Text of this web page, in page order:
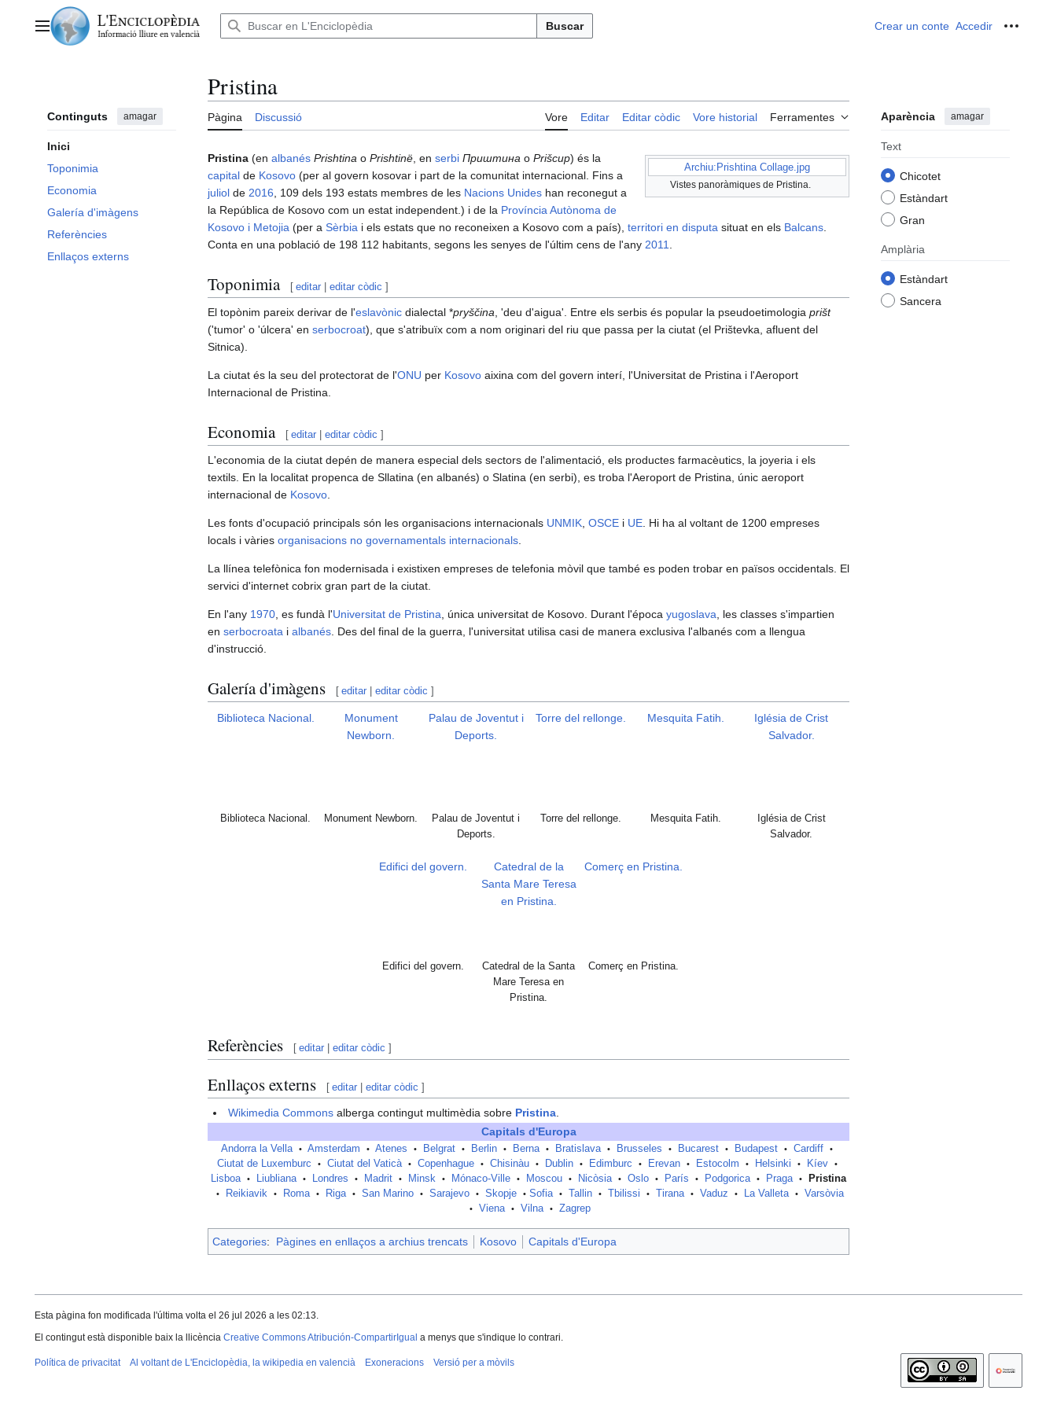
contingutMenú principal Buscar Crear un conte Accedir
Continguts amagar
Inici
Toponimia
Economia
Galería d'imàgens
Referències
Enllaços externs
Pristina
Pàgina Discussió Vore Editar Editar còdic Vore historial Ferramentes Aparència amagar
Text
Chicotet
Estàndart
Gran
Amplària
Estàndart
Sancera
Archiu:Prishtina Collage.jpg
Vistes panoràmiques de Pristina.
Pristina (en albanés Prishtina o Prishtinë , en serbi Приштина o Prišcup) és la
capital de Kosovo (per al govern kosovar i part de la comunitat internacional. Fins a
juliol de 2016 , 109 dels 193 estats membres de les Nacions Unides han reconegut a
la República de Kosovo com un estat independent.) i de la Província Autònoma de
Kosovo i Metojia (per a Sèrbia i els estats que no reconeixen a Kosovo com a país), territori en disputa situat en els Balcans
Conta en una població de 198 112 habitants, segons les senyes de l'últim cens de l'any 2011
Toponimia [ editar |editar còdic ]
El topònim pareix derivar de l'eslavònic dialectal *pryščina , 'deu d'aigua'. Entre els serbis és popular la pseudoetimologia prišt
('tumor' o 'úlcera' en serbocroat), que s'atribuïx com a nom originari del riu que passa per la ciutat (el Prištevka, afluent del
Sitnica).
La ciutat és la seu del protectorat de l'ONU per Kosovo aixina com del govern interí, l'Universitat de Pristina i l'Aeroport
Internacional de Pristina.
Economia [ editar |editar còdic ]
L'economia de la ciutat depén de manera especial dels sectors de l'alimentació, els productes farmacèutics, la joyeria i els
textils. En la localitat propenca de Sllatina (en albanés) o Slatina (en serbi), es troba l'Aeroport de Pristina, únic aeroport
internacional de Kosovo
Les fonts d'ocupació principals són les organisacions internacionals UNMIK OSCE i UE . Hi ha al voltant de 1200 empreses
locals i vàries organisacions no governamentals internacionals
La llínea telefònica fon modernisada i existixen empreses de telefonia mòvil que també es poden trobar en països occidentals. El
servici d'internet cobrix gran part de la ciutat.
En l'any 1970 , es fundà l'Universitat de Pristina , única universitat de Kosovo. Durant l'época yugoslava , les classes s'impartien
en serbocroata i albanés . Des del final de la guerra, l'universitat utilisa casi de manera exclusiva l'albanés com a llengua
d'instrucció.
Galería d'imàgens [ editar |editar còdic ]
Biblioteca Nacional.
Biblioteca Nacional.
Monument
Newborn.
Monument Newborn.
Palau de Joventut i
Deports.
Palau de Joventut i
Deports.
Torre del rellonge.
Torre del rellonge.
Mesquita Fatih.
Mesquita Fatih.
Iglésia de Crist
Salvador.
Iglésia de Crist
Salvador.
Edifici del govern.
Edifici del govern.
Catedral de la
Santa Mare Teresa
en Pristina.
Catedral de la Santa
Mare Teresa en
Pristina.
Comerç en Pristina.
Comerç en Pristina.
Referències [ editar |editar còdic ]
Enllaços externs [ editar |editar còdic ]
Wikimedia Commons alberga contingut multimèdia sobre Pristina.
Capitals d'Europa
Andorra la Vella • Amsterdam • Atenes • Belgrat • Berlin • Berna • Bratislava • Brusseles • Bucarest • Budapest • Cardiff •
Ciutat de Luxemburc • Ciutat del Vaticà • Copenhague • Chisinàu • Dublin • Edimburc • Erevan • Estocolm • Helsinki • Kíev •
Lisboa • Liubliana • Londres • Madrit • Minsk • Mónaco-Ville • Moscou • Nicòsia • Oslo • París • Podgorica • Praga • Pristina
• Reikiavik • Roma • Riga • San Marino • Sarajevo • Skopje • Sofia • Tallin • Tbilissi • Tirana • Vaduz • La Valleta • Varsòvia
• Viena • Vilna • Zagrep
Categories: Pàgines en enllaços a archius trencats Kosovo Capitals d'Europa
Esta pàgina fon modificada l'última volta el 26 jul 2026 a les 02:13.
El contingut està disponible baix la llicència Creative Commons Atribución-CompartirIgual a menys que s'indique lo contrari.
Política de privacitat Al voltant de L'Enciclopèdia, la wikipedia en valencià Exoneracions Versió per a mòvils